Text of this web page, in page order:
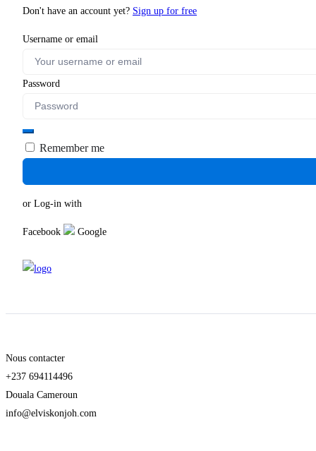
Don't have an account yet? Sign up for free
Username or email
Password
Remember me
or Log-in with
Facebook Google
Nous contacter
+237 694114496
Douala Cameroun
info@elviskonjoh.com